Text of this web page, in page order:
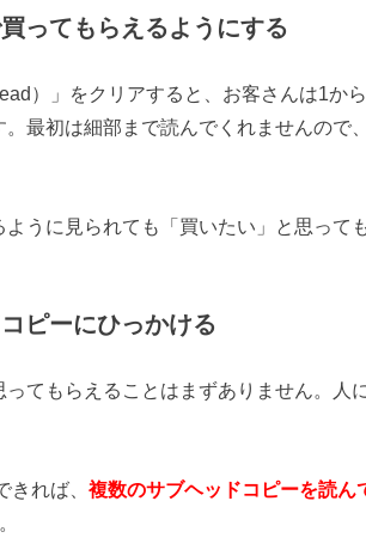
ってもらえるようにする
）」をクリアすると、お客さんは1か
最初は細部まで読んでくれませんので
うに見られても「買いたい」と思って
ピーにひっかける
てもらえることはまずありません。人
れば、 複数のサブヘッドコピーを読ん